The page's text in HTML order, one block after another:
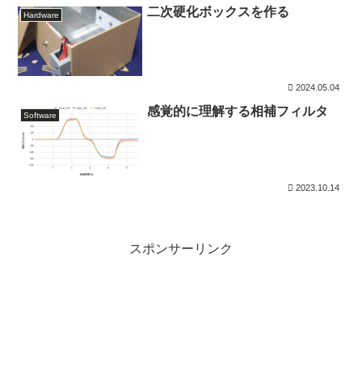
Hardware 二次硬化ボックスを作る
2024.05.04
Software 感覚的に理解する相補フィルタ
2023.10.14
スポンサーリンク